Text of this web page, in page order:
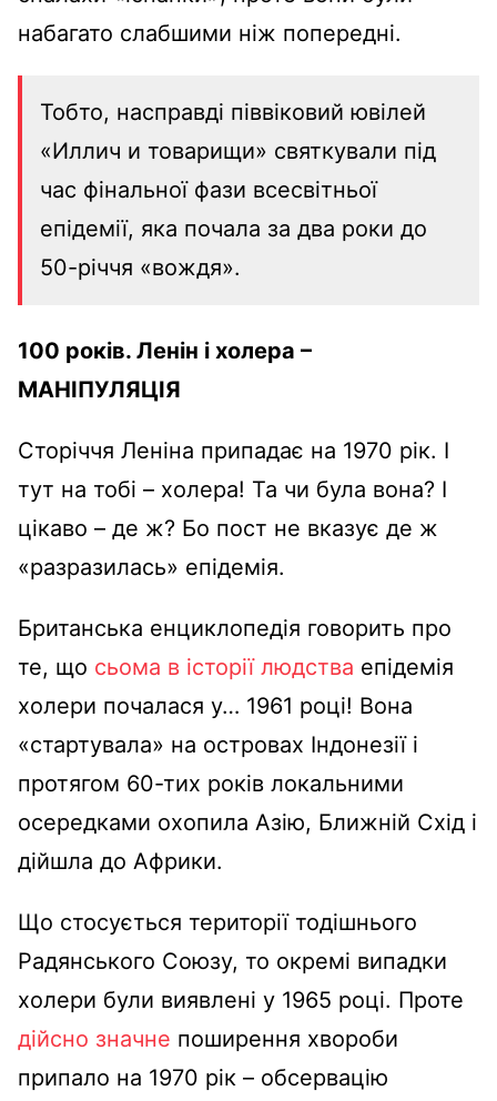
набагато слабшими ніж попередні.
Тобто, насправді піввіковий ювілей
«Иллич и товарищи» святкували під
час фінальної фази всесвітньої
епідемії, яка почала за два роки до
50-річчя «вождя».
100 років. Ленін і холера –
МАНІПУЛЯЦІЯ
Сторіччя Леніна припадає на 1970 рік. І
тут на тобі – холера! Та чи була вона? І
цікаво – де ж? Бо пост не вказує де ж
«разразилась» епідемія.
Британська енциклопедія говорить про
те, що сьома в історії людства епідемія
холери почалася у… 1961 році! Вона
«стартувала» на островах Індонезії і
протягом 60-тих років локальними
осередками охопила Азію, Ближній Схід і
дійшла до Африки.
Що стосується території тодішнього
Радянського Союзу, то окремі випадки
холери були виявлені у 1965 році. Проте
дійсно значне поширення хвороби
припало на 1970 рік – обсервацію